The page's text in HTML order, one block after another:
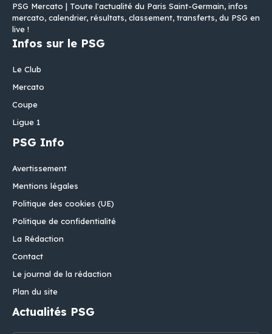
PSG Mercato | Toute l'actualité du Paris Saint-Germain, infos
mercato, calendrier, résultats, classement, transferts, du PSG en
live !
Infos sur le PSG
Le Club
Mercato
Coupe
Ligue 1
PSG Info
Avertissement
Mentions légales
Politique des cookies (UE)
Politique de confidentialité
La Rédaction
Contact
Le journal de la rédaction
Plan du site
Actualités PSG